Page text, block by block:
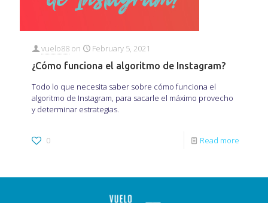
vuelo88 on
February 5, 2021
¿Cómo funciona el algoritmo de Instagram?
Todo lo que necesita saber sobre cómo funciona el
algoritmo de Instagram, para sacarle el máximo provecho
y determinar estrategias.
0 Read more